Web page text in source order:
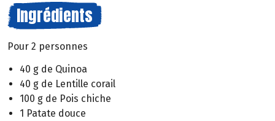
Ingrédients
Pour 2 personnes
40 g de Quinoa
40 g de Lentille corail
100 g de Pois chiche
1 Patate douce